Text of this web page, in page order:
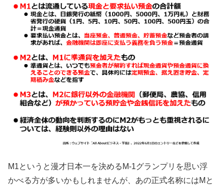
M1というと漫才日本一を決めるM-1グランプリを思い浮
かべる方が多いかもしれませんが、あの正式名称にはMと